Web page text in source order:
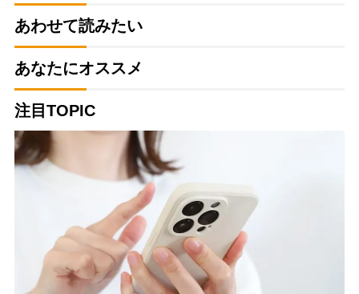
あわせて読みたい
あなたにオススメ
注目TOPIC